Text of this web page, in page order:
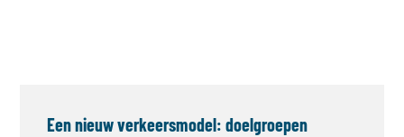
Een nieuw verkeersmodel: doelgroepen